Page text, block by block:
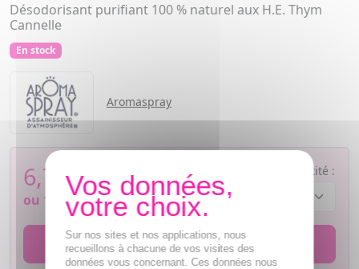
Désodorisant purifiant 100 % naturel aux H.E. Thym
Cannelle
En stock
Aromaspray
6,78€
ou 1,70€si 4 fois sans frais
Quantité :
AJOUTER AU PANIER
Sur nos sites et nos applications, nous
recueillons à chacune de vos visites des
données vous concernant. Ces données nous